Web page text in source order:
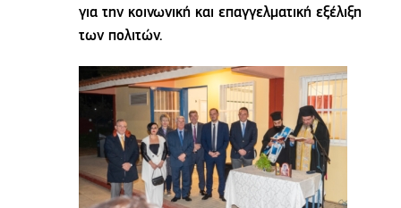
για την κοινωνική και επαγγελματική εξέλιξη
των πολιτών.